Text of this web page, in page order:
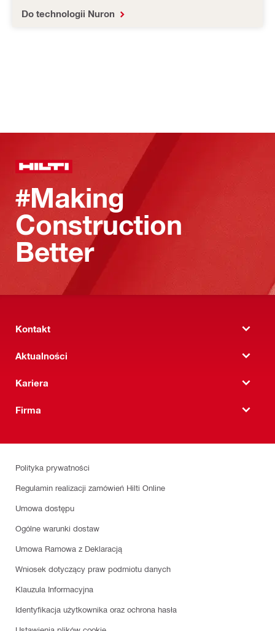
Do technologii Nuron
#Making
Construction
Better
Kontakt
Aktualności
Kariera
Firma
Polityka prywatności
Regulamin realizacji zamówień Hilti Online
Umowa dostępu
Ogólne warunki dostaw
Umowa Ramowa z Deklaracją
Wniosek dotyczący praw podmiotu danych
Klauzula Informacyjna
Identyfikacja użytkownika oraz ochrona hasła